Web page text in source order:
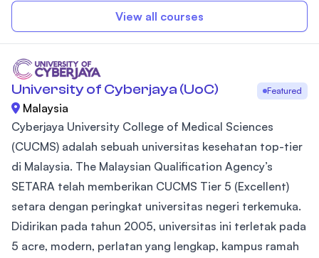
View all courses
University of Cyberjaya (UoC) Featured
Malaysia
Cyberjaya University College of Medical Sciences
(CUCMS) adalah sebuah universitas kesehatan top-tier
di Malaysia. The Malaysian Qualification Agency’s
SETARA telah memberikan CUCMS Tier 5 (Excellent)
setara dengan peringkat universitas negeri terkemuka.
Didirikan pada tahun 2005, universitas ini terletak pada
5 acre, modern, perlatan yang lengkap, kampus ramah